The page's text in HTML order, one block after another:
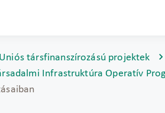
Uniós társfinanszírozású projektek
Infrastruktúra Operatív